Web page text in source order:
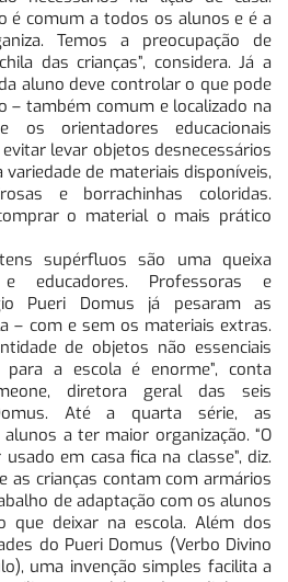
é comum a todos os alunos e é a
Temos a preocupação de
das crianças”, considera. Já a
aluno deve controlar o que pode
– também comum e localizado na
os orientadores educacionais
levar objetos desnecessários
variedade de materiais disponíveis,
e borrachinhas coloridas.
o material o mais prático
supérfluos são uma queixa
educadores. Professoras e
Pueri Domus já pesaram as
– com e sem os materiais extras.
de objetos não essenciais
a escola é enorme”, conta
diretora geral das seis
Até a quarta série, as
a ter maior organização. “O
em casa fica na classe”, diz.
as crianças contam com armários
de adaptação com os alunos
que deixar na escola. Além dos
do Pueri Domus (Verbo Divino
uma invenção simples facilita a